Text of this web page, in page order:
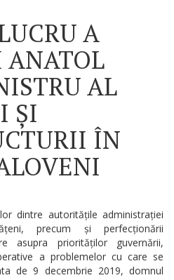
A
AL
ȘI
ÎN
dintre autoritățile administrației
precum și perfecționării
asupra priorităților guvernării,
a problemelor cu care se
de 9 decembrie 2019, domnul